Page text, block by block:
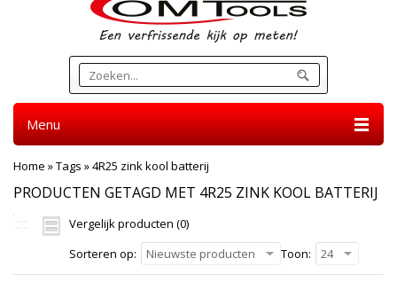
Menu
Home »Tags »4R25 zink kool batterij
PRODUCTEN GETAGD MET 4R25 ZINK KOOL BATTERIJ
Vergelijk producten (0)
Sorteren op:
Nieuwste producten Toon: 24